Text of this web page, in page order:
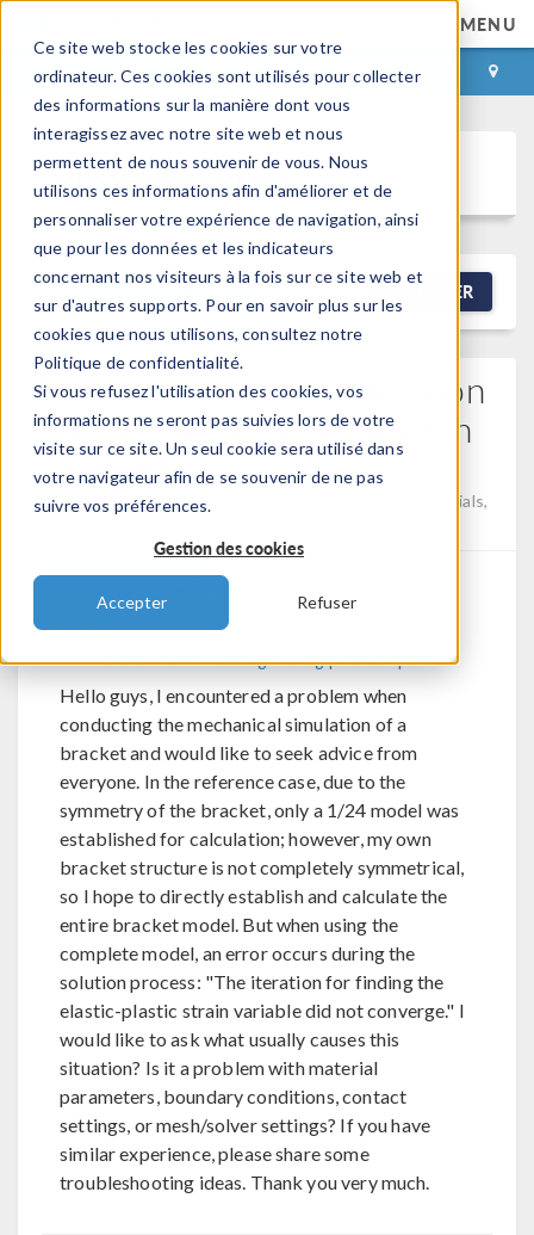
Ce site web stocke les cookies sur votre
ordinateur. Ces cookies sont utilisés pour collecter
des informations sur la manière dont vous
interagissez avec notre site web et nous
permettent de nous souvenir de vous. Nous
utilisons ces informations afin d'améliorer et de
personnaliser votre expérience de navigation, ainsi
que pour les données et les indicateurs
concernant nos visiteurs à la fois sur ce site web et
sur d'autres supports. Pour en savoir plus sur les
cookies que nous utilisons, consultez notre
Politique de confidentialité.
Si vous refusez l'utilisation des cookies, vos
informations ne seront pas suivies lors de votre
visite sur ce site. Un seul cookie sera utilisé dans
votre navigateur afin de se souvenir de ne pas
suivre vos préférences.
Gestion des cookies
Accepter Refuser
MENU
CONNEXION CONTACT
Discussion Forum
FILTRER
Problem About Deformation
Of A Biomedical Stent With
Simulation
Posted 14 mars 2026, 12:19 UTC−4
Geometry, Materials,
Send Private Message Flag post as spam
Hello guys, I encountered a problem when
conducting the mechanical simulation of a
bracket and would like to seek advice from
everyone. In the reference case, due to the
symmetry of the bracket, only a 1/24 model was
established for calculation; however, my own
bracket structure is not completely symmetrical,
so I hope to directly establish and calculate the
entire bracket model. But when using the
complete model, an error occurs during the
solution process: "The iteration for finding the
elastic-plastic strain variable did not converge." I
would like to ask what usually causes this
situation? Is it a problem with material
parameters, boundary conditions, contact
settings, or mesh/solver settings? If you have
similar experience, please share some
troubleshooting ideas. Thank you very much.